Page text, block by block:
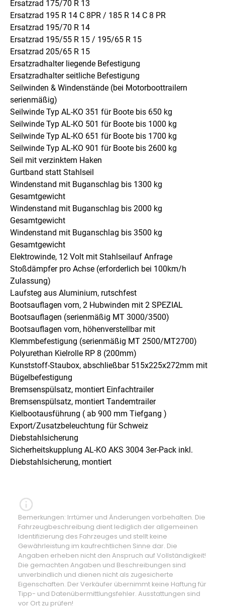
Ersatzrad 175/70 R 13
Ersatzrad 195 R 14 C 8PR / 185 R 14 C 8 PR
Ersatzrad 195/70 R 14
Ersatzrad 195/55 R 15 / 195/65 R 15
Ersatzrad 205/65 R 15
Ersatzradhalter liegende Befestigung
Ersatzradhalter seitliche Befestigung
Seilwinden & Windenstände (bei Motorboottrailern
serienmäßig)
Seilwinde Typ AL-KO 351 für Boote bis 650 kg
Seilwinde Typ AL-KO 501 für Boote bis 1000 kg
Seilwinde Typ AL-KO 651 für Boote bis 1700 kg
Seilwinde Typ AL-KO 901 für Boote bis 2600 kg
Seil mit verzinktem Haken
Gurtband statt Stahlseil
Windenstand mit Buganschlag bis 1300 kg
Gesamtgewicht
Windenstand mit Buganschlag bis 2000 kg
Gesamtgewicht
Windenstand mit Buganschlag bis 3500 kg
Gesamtgewicht
Elektrowinde, 12 Volt mit Stahlseilauf Anfrage
Stoßdämpfer pro Achse (erforderlich bei 100km/h
Zulassung)
Laufsteg aus Aluminium, rutschfest
Bootsauflagen vorn, 2 Hubwinden mit 2 SPEZIAL
Bootsauflagen (serienmäßig MT 3000/3500)
Bootsauflagen vorn, höhenverstellbar mit
Klemmbefestigung (serienmäßig MT 2500/MT2700)
Polyurethan Kielrolle RP 8 (200mm)
Kunststoff-Staubox, abschließbar 515x225x272mm mit
Bügelbefestigung
Bremsenspülsatz, montiert Einfachtrailer
Bremsenspülsatz, montiert Tandemtrailer
Kielbootausführung ( ab 900 mm Tiefgang )
Export/Zusatzbeleuchtung für Schweiz
Diebstahlsicherung
Sicherheitskupplung AL-KO AKS 3004 3er-Pack inkl.
Diebstahlsicherung, montiert
Bemerkungen: Irrtümer und Änderungen vorbehalten. Die
Fahrzeugbeschreibung dient lediglich der allgemeinen
Identifizierung des Fahrzeuges und stellt keine
Gewährleistung im kaufrechtlichen Sinne dar. Die
Angaben erheben nicht den Anspruch auf Vollständigkeit!
Die gemachten Angaben und Beschreibungen sind
unverbindlich und dienen nicht als zugesicherte
Eigenschaften. Der Verkäufer übernimmt keine Haftung für
Tipp- und Datenübermittlungsfehler. Ausstattungen sind
vor Ort zu prüfen!